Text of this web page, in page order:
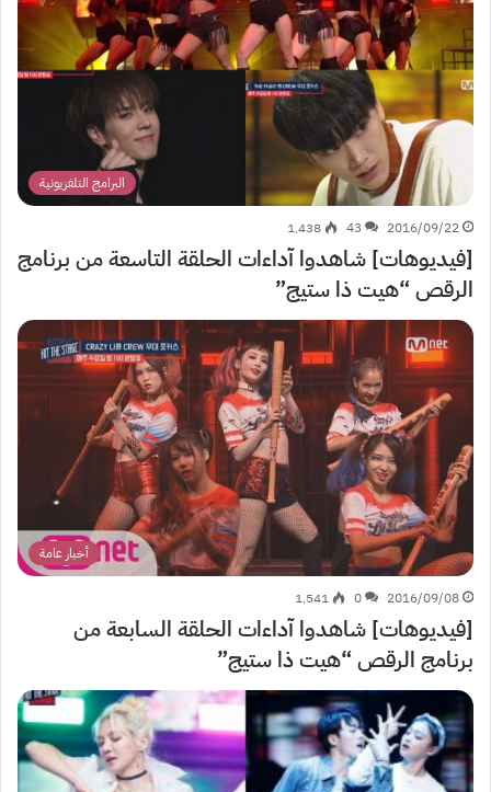
البرامج التلفزيونية
2016/09/22
43 1٬438
[فيديوهات] شاهدوا آداءات الحلقة التاسعة من برنامج
الرقص “هيت ذا ستيج”
أخبار عامة
2016/09/08
0 1٬541
[فيديوهات] شاهدوا آداءات الحلقة السابعة من
برنامج الرقص “هيت ذا ستيج”